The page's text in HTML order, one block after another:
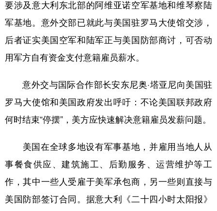
新疆 内蒙古 黑龙江
Русский язык 日本語 한국어
要涉及意大利东北部的阿维亚诺空军基地和维琴察陆
军基地。意外交部已就此与美国驻罗马大使馆交涉，
后者证实美国空军和陆军正与美国防部商讨，可否动
用军方自有资金支付意籍雇员薪水。
意外交与国际合作部长安东尼奥·塔亚尼向美国驻
罗马大使馆和美国政府发出呼吁：不论美国联邦政府
何时结束“停摆”，美方应快速解决意籍雇员发薪问题。
美国在全球多地设有军事基地，并雇用当地人从
事餐食供应、建筑施工、后勤服务、运营维护等工
作，其中一些人受雇于美军承包商，另一些则直接与
美国防部签订合同。据意大利《二十四小时太阳报》